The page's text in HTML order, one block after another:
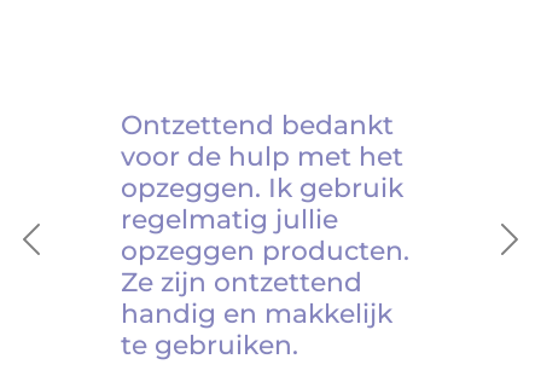
Previous
Ontzettend bedankt
voor de hulp met het
opzeggen. Ik gebruik
regelmatig jullie
opzeggen producten.
Ze zijn ontzettend
handig en makkelijk
te gebruiken.